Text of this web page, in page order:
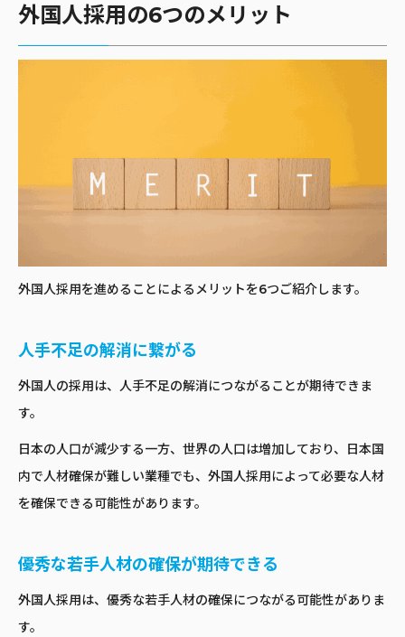
外国人採用の6つのメリット
外国人採用を進めることによるメリットを6つご紹介します。
人手不足の解消に繋がる
外国人の採用は、人手不足の解消につながることが期待できま
す。
日本の人口が減少する一方、世界の人口は増加しており、日本国
内で人材確保が難しい業種でも、外国人採用によって必要な人材
を確保できる可能性があります。
優秀な若手人材の確保が期待できる
外国人採用は、優秀な若手人材の確保につながる可能性がありま
す。